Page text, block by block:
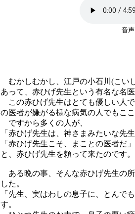
音
むかしむかし、江戸の小石川(こい
あって、赤ひげ先生という有名な名医
この赤ひげ先生はとても優しい人
の医者が嫌がる様な病気の人でもこ
ですから多くの人が、
「赤ひげ先生は、神さまみたいな先生
「赤ひげ先生こそ、まことの医者だ」
と、赤ひげ先生を頼って来たのです。
ある晩の事、そんな赤ひげ先生の
した。
「先生、実はわしの息子に、とんで
す。